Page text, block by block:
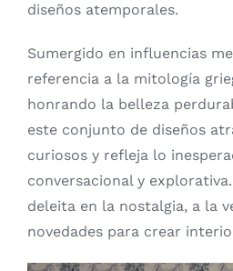
diseños atemporales.
Sumergido en influencias
referencia a la mitología
honrando la belleza
este conjunto de diseños
curiosos y refleja lo
conversacional y
deleita en la nostalgia, a la
novedades para crear